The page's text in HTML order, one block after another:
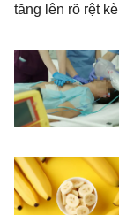
tăng lên rõ rệt